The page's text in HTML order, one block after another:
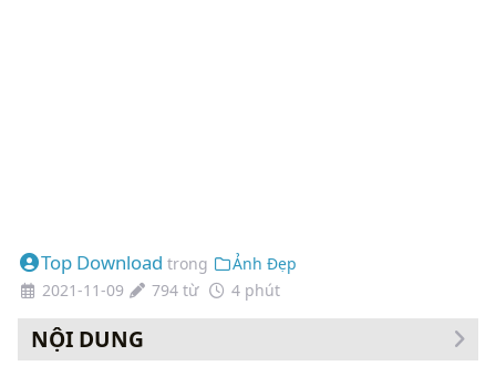
Top Download trong
Ảnh Đẹp
2021-11-09
794 từ 4 phút
NỘI DUNG